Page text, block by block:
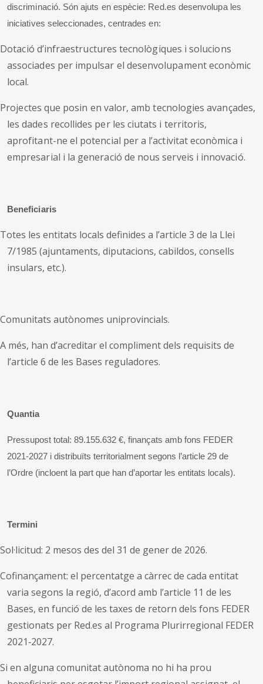
discriminació. Són ajuts en espècie: Red.es desenvolupa les
iniciatives seleccionades, centrades en:
Dotació d’infraestructures tecnològiques i solucions
associades per impulsar el desenvolupament econòmic
local.
Projectes que posin en valor, amb tecnologies avançades,
les dades recollides per les ciutats i territoris,
aprofitant-ne el potencial per a l’activitat econòmica i
empresarial i la generació de nous serveis i innovació.
Beneficiaris
Totes les entitats locals definides a l’article 3 de la Llei
7/1985 (ajuntaments, diputacions, cabildos, consells
insulars, etc.).
Comunitats autònomes uniprovincials.
A més, han d’acreditar el compliment dels requisits de
l’article 6 de les Bases reguladores.
Quantia
Pressupost total: 89.155.632 €, finançats amb fons FEDER
2021‑2027 i distribuïts territorialment segons l’article 29 de
l’Ordre (incloent la part que han d’aportar les entitats locals).
Termini
Sol·licitud: 2 mesos des del 31 de gener de 2026.
Cofinançament: el percentatge a càrrec de cada entitat
varia segons la regió, d’acord amb l’article 11 de les
Bases, en funció de les taxes de retorn dels fons FEDER
gestionats per Red.es al Programa Plurirregional FEDER
2021‑2027.
Si en alguna comunitat autònoma no hi ha prou